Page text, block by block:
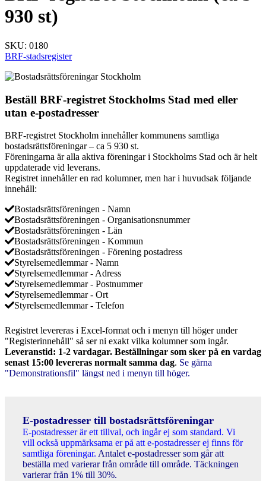
930 st)
SKU: 0180
BRF-stadsregister
Beställ BRF-registret Stockholms Stad med eller
utan e-postadresser
BRF-registret Stockholm innehåller kommunens samtliga
bostadsrättsföreningar – ca 5 930 st.
Föreningarna är alla aktiva föreningar i Stockholms Stad och är helt
uppdaterade vid leverans.
Registret innehåller en rad kolumner, men har i huvudsak följande
innehåll:
Bostadsrättsföreningen - Namn
Bostadsrättsföreningen - Organisationsnummer
Bostadsrättsföreningen - Län
Bostadsrättsföreningen - Kommun
Bostadsrättsföreningen - Förening postadress
Styrelsemedlemmar - Namn
Styrelsemedlemmar - Adress
Styrelsemedlemmar - Postnummer
Styrelsemedlemmar - Ort
Styrelsemedlemmar - Telefon
Registret levereras i Excel-format och i menyn till höger under
"Registerinnehåll" så ser ni exakt vilka kolumner som ingår.
Leveranstid: 1-2 vardagar. Beställningar som sker på en vardag
senast 15:00 levereras normalt samma dag. Se gärna
"Demonstrationsfil" längst ned i menyn till höger.
E-postadresser till bostadsrättsföreningar
E-postadresser är ett tillval, och ingår ej som standard. Vi
vill också uppmärksama er på att e-postadresser ej finns för
samtliga föreningar. Antalet e-postadresser som går att
beställa med varierar från område till område. Täckningen
varierar från 1% till 30%.